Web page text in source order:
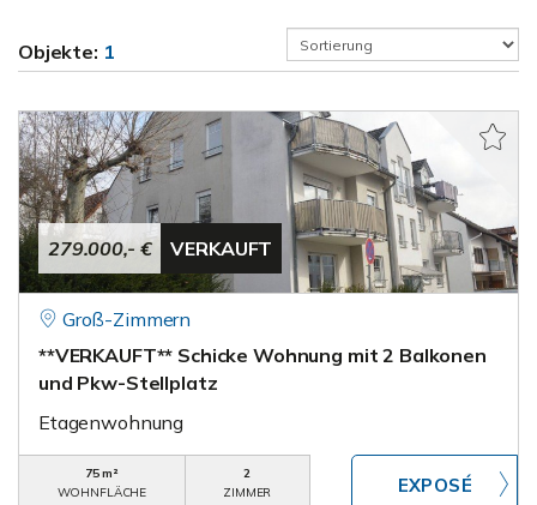
Objekte: 1
279.000,- € VERKAUFT
Groß-Zimmern
**VERKAUFT** Schicke Wohnung mit 2 Balkonen
und Pkw-Stellplatz
Etagenwohnung
75 m²
WOHNFLÄCHE
2
ZIMMER